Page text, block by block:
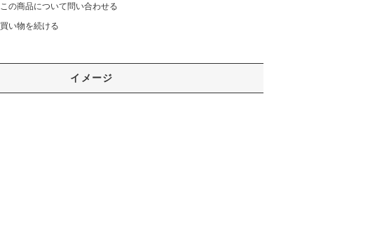
この商品について問い合わせる
買い物を続ける
イメージ